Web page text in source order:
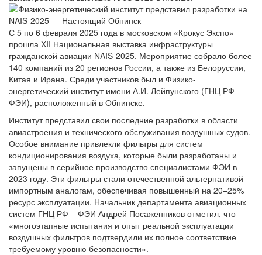
С 5 по 6 февраля 2025 года в московском «Крокус Экспо»
прошла XII Национальная выставка инфраструктуры
гражданской авиации NAIS-2025. Мероприятие собрало более
140 компаний из 20 регионов России, а также из Белоруссии,
Китая и Ирана. Среди участников был и Физико-
энергетический институт имени А.И. Лейпунского (ГНЦ РФ –
ФЭИ), расположенный в Обнинске.
Институт представил свои последние разработки в области
авиастроения и технического обслуживания воздушных судов.
Особое внимание привлекли фильтры для систем
кондиционирования воздуха, которые были разработаны и
запущены в серийное производство специалистами ФЭИ в
2023 году. Эти фильтры стали отечественной альтернативой
импортным аналогам, обеспечивая повышенный на 20–25%
ресурс эксплуатации. Начальник департамента авиационных
систем ГНЦ РФ – ФЭИ Андрей Посаженников отметил, что
«многоэтапные испытания и опыт реальной эксплуатации
воздушных фильтров подтвердили их полное соответствие
требуемому уровню безопасности».